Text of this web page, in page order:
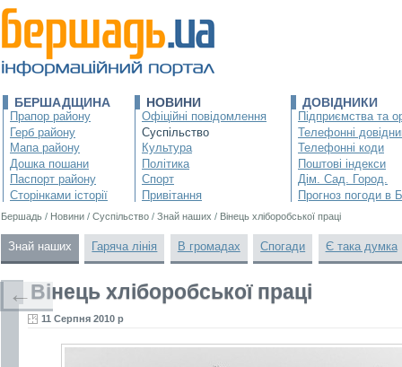
БЕРШАДЩИНА
Прапор району
Герб району
Мапа району
Дошка пошани
Паспорт району
Сторінками історії
НОВИНИ
Офіційні повідомлення
Суспільство
Культура
Політика
Спорт
Привітання
ДОВІДНИКИ
Підприємства та
Телефонні
Телефонні коди
Поштові індекси
Дім. Сад. Город.
Прогноз погоди в
Бершадь / Новини / Суспільство / Знай наших / Вінець хліборобської праці
Знай наших Гаряча лінія В громадах Спогади Є така думка
Вінець хліборобської праці
11 Серпня 2010 р
←